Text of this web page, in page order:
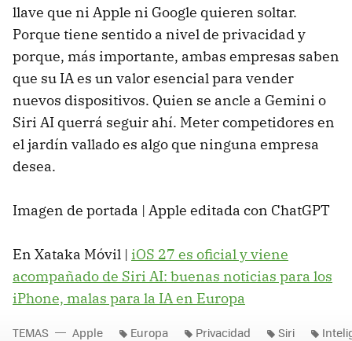
llave que ni Apple ni Google quieren soltar.
Porque tiene sentido a nivel de privacidad y
porque, más importante, ambas empresas saben
que su IA es un valor esencial para vender
nuevos dispositivos. Quien se ancle a Gemini o
Siri AI querrá seguir ahí. Meter competidores en
el jardín vallado es algo que ninguna empresa
desea.
Imagen de portada | Apple editada con ChatGPT
En Xataka Móvil | iOS 27 es oficial y viene
acompañado de Siri AI: buenas noticias para los
iPhone, malas para la IA en Europa
TEMAS Apple Europa Privacidad Siri